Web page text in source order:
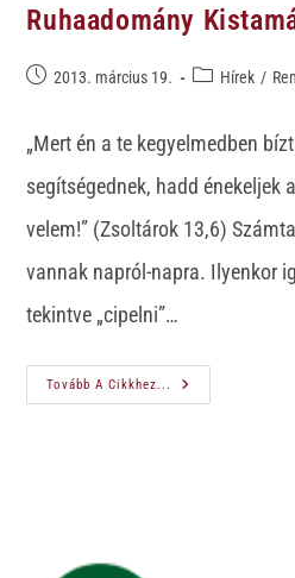
Ruhaadomány
2013. március 19. Hírek /
„Mert én a te kegyelmedben
segítségednek, hadd énekeljek
velem!” (Zsoltárok 13,6)
vannak napról-napra. Ilyenkor
tekintve „cipelni”…
Tovább A Cikkhez...